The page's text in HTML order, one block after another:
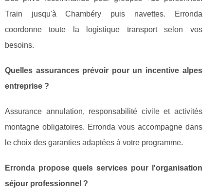
Train jusqu'à Chambéry puis navettes. Erronda
coordonne toute la logistique transport selon vos
besoins.
Quelles assurances prévoir pour un incentive alpes
entreprise ?
Assurance annulation, responsabilité civile et activités
montagne obligatoires. Erronda vous accompagne dans
le choix des garanties adaptées à votre programme.
Erronda propose quels services pour l'organisation
séjour professionnel ?